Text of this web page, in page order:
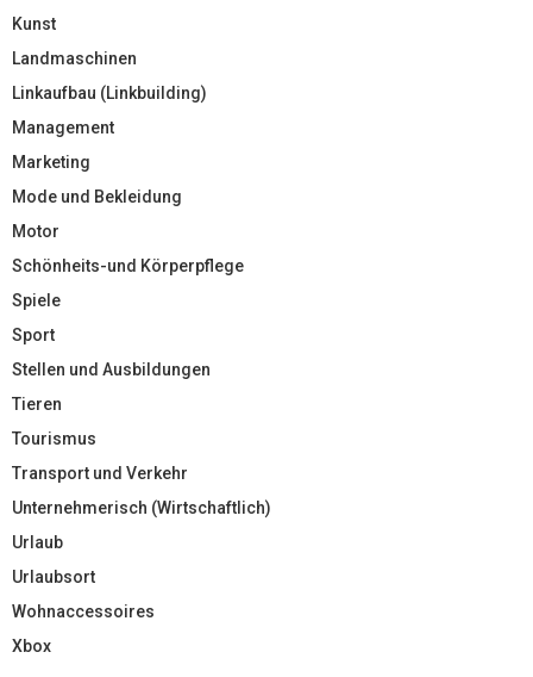
Kunst
Landmaschinen
Linkaufbau (Linkbuilding)
Management
Marketing
Mode und Bekleidung
Motor
Schönheits-und Körperpflege
Spiele
Sport
Stellen und Ausbildungen
Tieren
Tourismus
Transport und Verkehr
Unternehmerisch (Wirtschaftlich)
Urlaub
Urlaubsort
Wohnaccessoires
Xbox